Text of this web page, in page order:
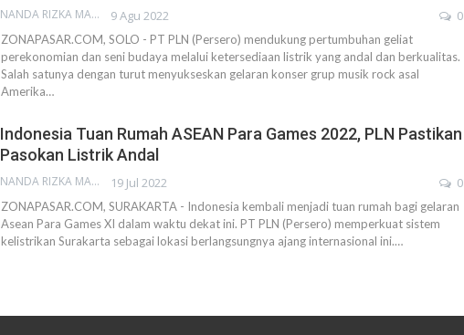
NANDA RIZKA MAHENDRA 9 Agu 2022 0
ZONAPASAR.COM, SOLO - PT PLN (Persero) mendukung pertumbuhan geliat
perekonomian dan seni budaya melalui ketersediaan listrik yang andal dan berkualitas.
Salah satunya dengan turut menyukseskan gelaran konser grup musik rock asal
Amerika…
Indonesia Tuan Rumah ASEAN Para Games 2022, PLN Pastikan
Pasokan Listrik Andal
NANDA RIZKA MAHENDRA 19 Jul 2022 0
ZONAPASAR.COM, SURAKARTA - Indonesia kembali menjadi tuan rumah bagi gelaran
Asean Para Games XI dalam waktu dekat ini. PT PLN (Persero) memperkuat sistem
kelistrikan Surakarta sebagai lokasi berlangsungnya ajang internasional ini.…